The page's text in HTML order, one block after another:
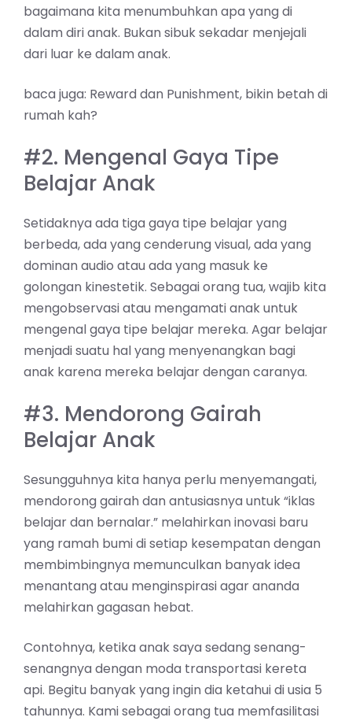
bagaimana kita menumbuhkan apa yang di
dalam diri anak. Bukan sibuk sekadar menjejali
dari luar ke dalam anak.
baca juga: Reward dan Punishment, bikin betah di
rumah kah?
#2. Mengenal Gaya Tipe
Belajar Anak
Setidaknya ada tiga gaya tipe belajar yang
berbeda, ada yang cenderung visual, ada yang
dominan audio atau ada yang masuk ke
golongan kinestetik. Sebagai orang tua, wajib kita
mengobservasi atau mengamati anak untuk
mengenal gaya tipe belajar mereka. Agar belajar
menjadi suatu hal yang menyenangkan bagi
anak karena mereka belajar dengan caranya.
#3. Mendorong Gairah
Belajar Anak
Sesungguhnya kita hanya perlu menyemangati,
mendorong gairah dan antusiasnya untuk “iklas
belajar dan bernalar.” melahirkan inovasi baru
yang ramah bumi di setiap kesempatan dengan
membimbingnya memunculkan banyak idea
menantang atau menginspirasi agar ananda
melahirkan gagasan hebat.
Contohnya, ketika anak saya sedang senang-
senangnya dengan moda transportasi kereta
api. Begitu banyak yang ingin dia ketahui di usia 5
tahunnya. Kami sebagai orang tua memfasilitasi